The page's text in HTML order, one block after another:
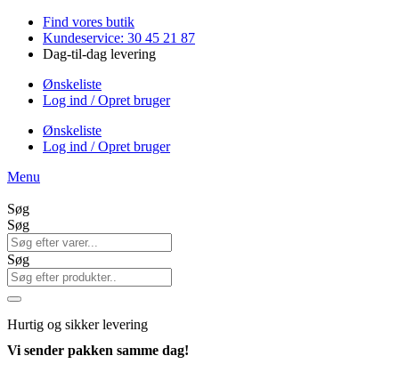
Videre
indhold
Find vores butik
Kundeservice: 30 45 21 87
Dag-til-dag levering
Ønskeliste
Log ind / Opret bruger
Ønskeliste
Log ind / Opret bruger
Menu
Søg
Søg
Søg
Hurtig og sikker levering
Vi sender pakken samme dag!